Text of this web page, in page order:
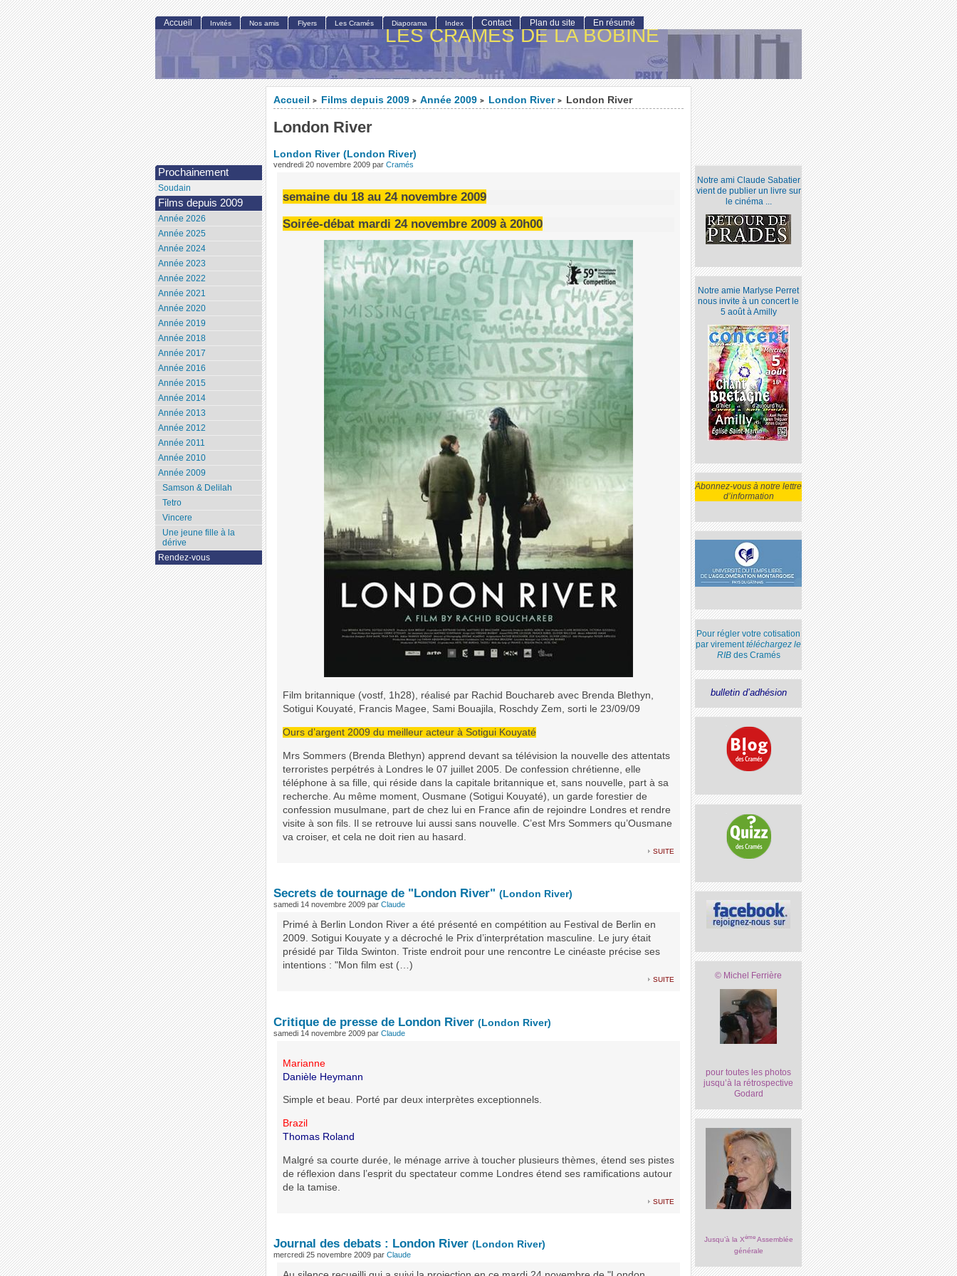
LES CRAMÉS DE LA BOBINE
Accueil > Films depuis 2009 > Année 2009 > London River > London River
London River
London River (London River)
vendredi 20 novembre 2009 par Cramés
semaine du 18 au 24 novembre 2009
Soirée-débat mardi 24 novembre 2009 à 20h00
Film britannique (vostf, 1h28), réalisé par Rachid Bouchareb avec Brenda Blethyn,
Sotigui Kouyaté, Francis Magee, Sami Bouajila, Roschdy Zem, sorti le 23/09/09
Ours d’argent 2009 du meilleur acteur à Sotigui Kouyaté
Mrs Sommers (Brenda Blethyn) apprend devant sa télévision la nouvelle des attentats
terroristes perpétrés à Londres le 07 juillet 2005. De confession chrétienne, elle
téléphone à sa fille, qui réside dans la capitale britannique et, sans nouvelle, part à sa
recherche. Au même moment, Ousmane (Sotigui Kouyaté), un garde forestier de
confession musulmane, part de chez lui en France afin de rejoindre Londres et rendre
visite à son fils. Il se retrouve lui aussi sans nouvelle. C’est Mrs Sommers qu’Ousmane
va croiser, et cela ne doit rien au hasard.
suite
Secrets de tournage de "London River" (London River)
samedi 14 novembre 2009 par Claude
Primé à Berlin London River a été présenté en compétition au Festival de Berlin en
2009. Sotigui Kouyate y a décroché le Prix d’interprétation masculine. Le jury était
présidé par Tilda Swinton. Triste endroit pour une rencontre Le cinéaste précise ses
intentions : "Mon film est (…)
suite
Critique de presse de London River (London River)
samedi 14 novembre 2009 par Claude
Marianne
Danièle Heymann
Simple et beau. Porté par deux interprètes exceptionnels.
Brazil
Thomas Roland
Malgré sa courte durée, le ménage arrive à toucher plusieurs thèmes, étend ses pistes
de réflexion dans l’esprit du spectateur comme Londres étend ses ramifications autour
de la tamise.
suite
Journal des debats : London River (London River)
mercredi 25 novembre 2009 par Claude
Notre ami Claude Sabatier
vient de publier un livre sur
le cinéma ...
Notre amie Marlyse Perret
nous invite à un concert le
5 août à Amilly
Abonnez-vous à notre lettre
d’information
Pour régler votre cotisation
par virementtéléchargez le
RIBdes Cramés
bulletin d’adhésion
© Michel Ferrière
pour toutes les photos
jusqu’à la rétrospective
Godard
Jusqu’à la XèmeAssemblée
générale
Accueil Invités Nos amis Flyers Les Cramés Diaporama Index Contact Plan du site En résumé
Prochainement
Soudain
Films depuis 2009
Année 2026
Année 2025
Année 2024
Année 2023
Année 2022
Année 2021
Année 2020
Année 2019
Année 2018
Année 2017
Année 2016
Année 2015
Année 2014
Année 2013
Année 2012
Année 2011
Année 2010
Année 2009
Samson & Delilah
Tetro
Vincere
Une jeune fille à la
dérive
Rendez-vous